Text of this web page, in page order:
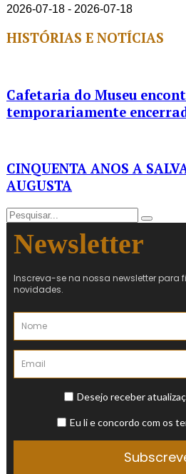
2026-07-18 - 2026-07-18
HISTÓRIAS E NOTÍCIAS
Cafetaria do Museu
temporariamente
CINQUENTA ANOS A
AUGUSTA